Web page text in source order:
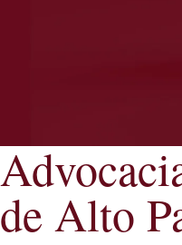
de Alto